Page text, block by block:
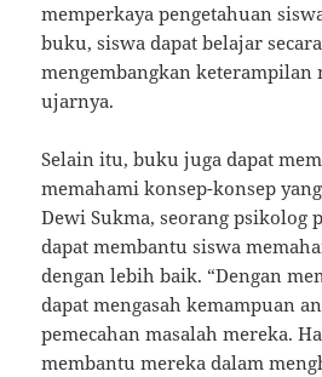
memperkaya pengetahuan
buku, siswa dapat belajar
mengembangkan keterampilan
ujarnya.
Selain itu, buku juga dapat
memahami konsep-konsep
Dewi Sukma, seorang psikolog
dapat membantu siswa
dengan lebih baik. “Dengan
dapat mengasah kemampuan
pemecahan masalah mereka.
membantu mereka dalam